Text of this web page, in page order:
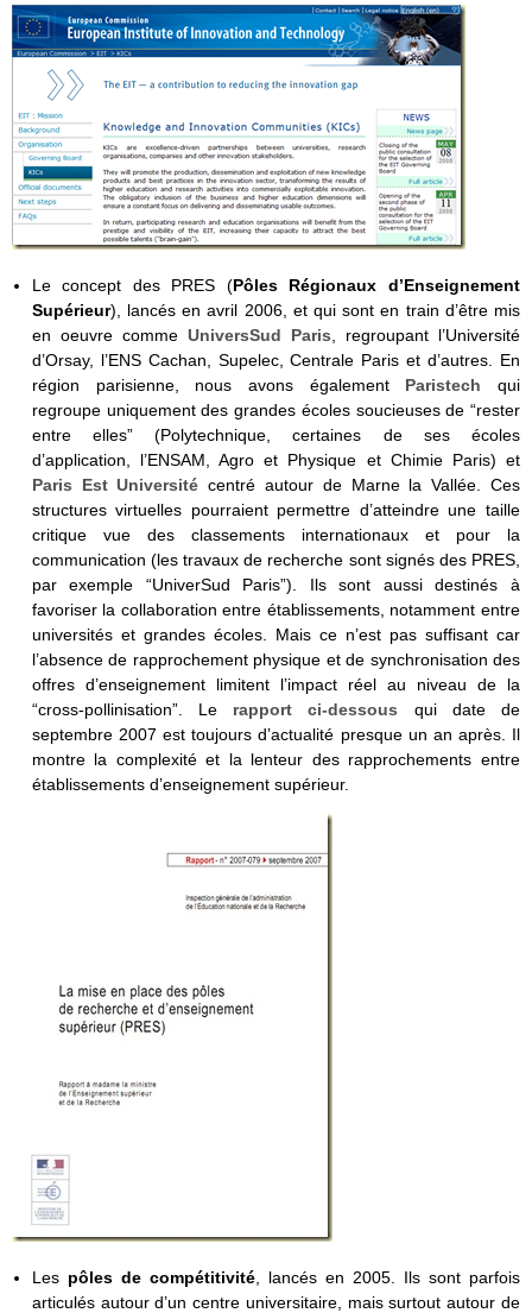
Le concept des PRES (Pôles Régionaux d’Enseignement
Supérieur), lancés en avril 2006, et qui sont en train d’être mis
en oeuvre comme UniversSud Paris , regroupant l’Université
d’Orsay, l’ENS Cachan, Supelec, Centrale Paris et d’autres. En
région parisienne, nous avons également Paristech qui
regroupe uniquement des grandes écoles soucieuses de “rester
entre elles” (Polytechnique, certaines de ses écoles
d’application, l’ENSAM, Agro et Physique et Chimie Paris) et
Paris Est Université centré autour de Marne la Vallée. Ces
structures virtuelles pourraient permettre d’atteindre une taille
critique vue des classements internationaux et pour la
communication (les travaux de recherche sont signés des PRES,
par exemple “UniverSud Paris”). Ils sont aussi destinés à
favoriser la collaboration entre établissements, notamment entre
universités et grandes écoles. Mais ce n’est pas suffisant car
l’absence de rapprochement physique et de synchronisation des
offres d’enseignement limitent l’impact réel au niveau de la
“cross-pollinisation”. Le rapport ci-dessous qui date de
septembre 2007 est toujours d’actualité presque un an après. Il
montre la complexité et la lenteur des rapprochements entre
établissements d’enseignement supérieur.
Les pôles de compétitivité, lancés en 2005. Ils sont parfois
articulés autour d’un centre universitaire, mais surtout autour de